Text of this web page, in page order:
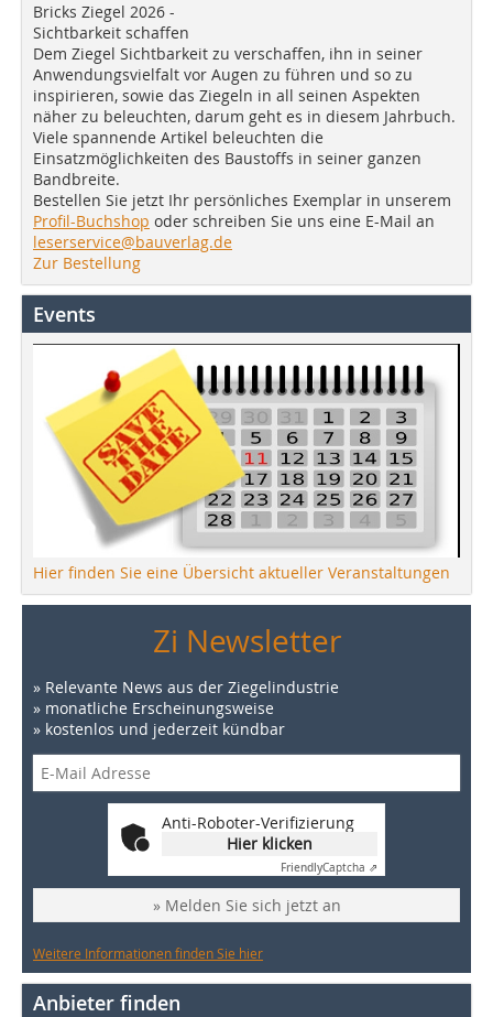
Bricks Ziegel 2026 -
Sichtbarkeit schaffen
Dem Ziegel Sichtbarkeit zu verschaffen, ihn in seiner
Anwendungsvielfalt vor Augen zu führen und so zu
inspirieren, sowie das Ziegeln in all seinen Aspekten
näher zu beleuchten, darum geht es in diesem Jahrbuch.
Viele spannende Artikel beleuchten die
Einsatzmöglichkeiten des Baustoffs in seiner ganzen
Bandbreite.
Bestellen Sie jetzt Ihr persönliches Exemplar in unserem
Profil-Buchshop oder schreiben Sie uns eine E-Mail an
leserservice@bauverlag.de
Zur Bestellung
Events
Hier finden Sie eine Übersicht aktueller Veranstaltungen
Zi Newsletter
» Relevante News aus der Ziegelindustrie
» monatliche Erscheinungsweise
» kostenlos und jederzeit kündbar
Anti-Roboter-Verifizierung
Hier klicken
FriendlyCaptcha ⇗
» Melden Sie sich jetzt an
Weitere Informationen finden Sie hier
Anbieter finden